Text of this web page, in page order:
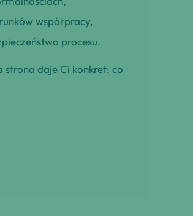
współpracy,
procesu.
daje Ci konkret: co